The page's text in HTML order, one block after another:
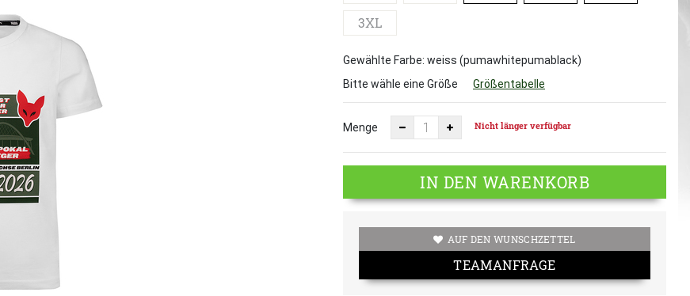
3XL
Gewählte Farbe: weiss (pumawhitepumablack)
Bitte wähle eine Größe
Größentabelle
Menge Nicht länger verfügbar
IN DEN WARENKORB
AUF DEN WUNSCHZETTEL
TEAMANFRAGE